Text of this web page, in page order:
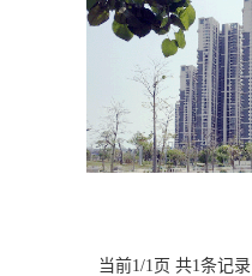
当前1/1页 共1条记录